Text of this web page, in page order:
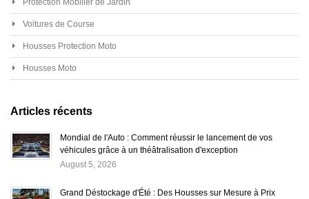
Voitures de Course
Housses Protection Moto
Housses Moto
Articles récents
Mondial de l'Auto : Comment réussir le lancement de vos
véhicules grâce à un théâtralisation d'exception
August 5, 2026
Grand Déstockage d'Été : Des Housses sur Mesure à Prix